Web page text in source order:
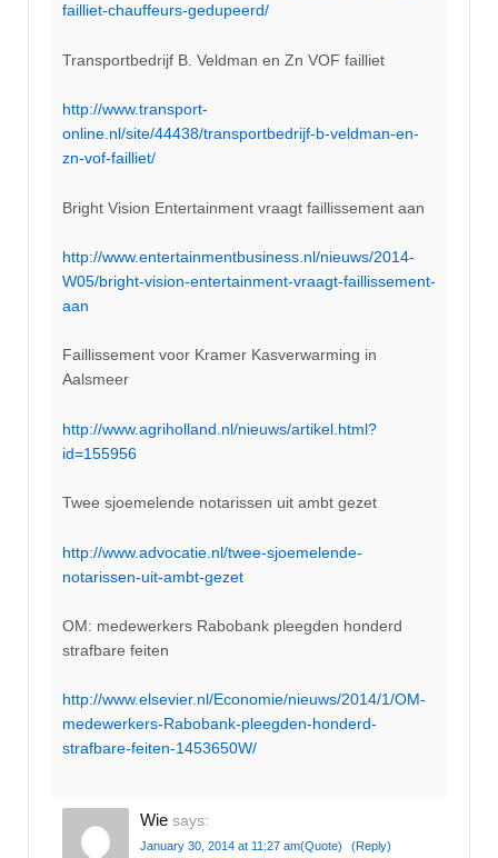
failliet-chauffeurs-gedupeerd/
Transportbedrijf B. Veldman en Zn VOF failliet
http://www.transport-
online.nl/site/44438/transportbedrijf-b-veldman-en-
zn-vof-failliet/
Bright Vision Entertainment vraagt faillissement aan
http://www.entertainmentbusiness.nl/nieuws/2014-
W05/bright-vision-entertainment-vraagt-faillissement-
aan
Faillissement voor Kramer Kasverwarming in
Aalsmeer
http://www.agriholland.nl/nieuws/artikel.html?
id=155956
Twee sjoemelende notarissen uit ambt gezet
http://www.advocatie.nl/twee-sjoemelende-
notarissen-uit-ambt-gezet
OM: medewerkers Rabobank pleegden honderd
strafbare feiten
http://www.elsevier.nl/Economie/nieuws/2014/1/OM-
medewerkers-Rabobank-pleegden-honderd-
strafbare-feiten-1453650W/
Wie says:
January 30, 2014 at 11:27 am(Quote) (Reply)